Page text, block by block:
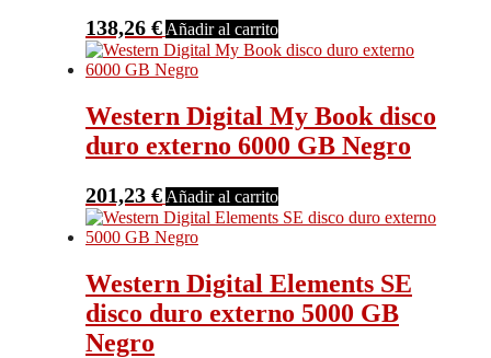
138,26 € Añadir al carrito
Western Digital My Book disco
duro externo 6000 GB Negro
201,23 € Añadir al carrito
Western Digital Elements SE
disco duro externo 5000 GB
Negro